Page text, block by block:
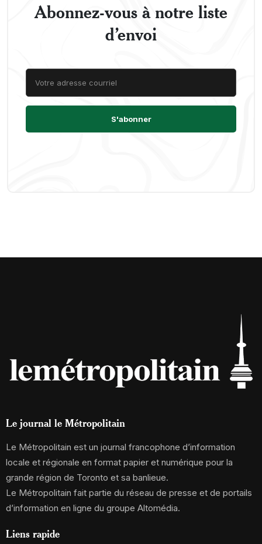
Abonnez-vous à notre liste
d’envoi
Le journal le Métropolitain
Le Métropolitain est un journal francophone d’information
locale et régionale en format papier et numérique pour la
grande région de Toronto et sa banlieue.
Le Métropolitain fait partie du réseau de presse et de portails
d’information en ligne du groupe Altomédia.
Liens rapide